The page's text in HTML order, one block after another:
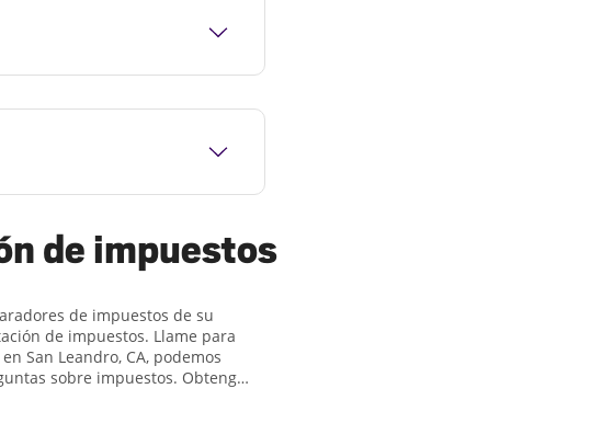
de impuestos
de impuestos de su
de impuestos. Llame para
San Leandro, CA, podemos
sobre impuestos. Obtenga
más complejas, como los